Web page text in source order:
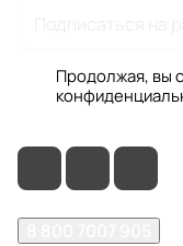
Продолжая, вы